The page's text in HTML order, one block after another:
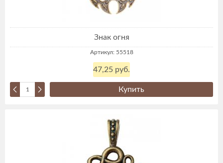
Знак огня
Артикул: 55518
47,25 руб.
Купить